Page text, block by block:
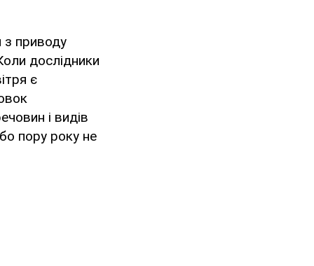
з приводу
дослідники
є
і видів
пору року не